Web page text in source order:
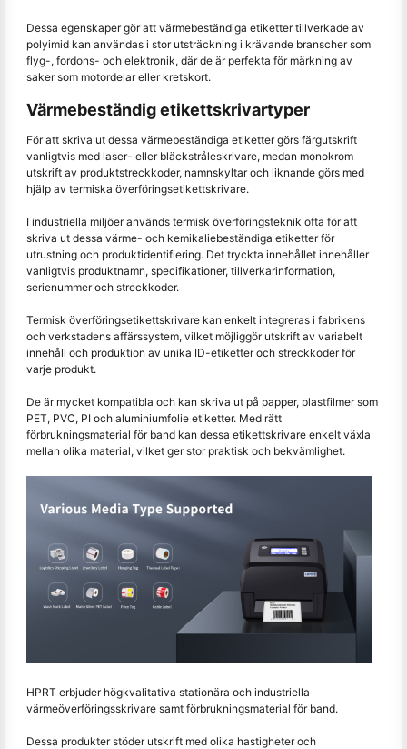
Dessa egenskaper gör att värmebeständiga etiketter tillverkade av
polyimid kan användas i stor utsträckning i krävande branscher som
flyg-, fordons- och elektronik, där de är perfekta för märkning av
saker som motordelar eller kretskort.
Värmebeständig etikettskrivartyper
För att skriva ut dessa värmebeständiga etiketter görs färgutskrift
vanligtvis med laser- eller bläckstråleskrivare, medan monokrom
utskrift av produktstreckkoder, namnskyltar och liknande görs med
hjälp av termiska överföringsetikettskrivare.
I industriella miljöer används termisk överföringsteknik ofta för att
skriva ut dessa värme- och kemikaliebeständiga etiketter för
utrustning och produktidentifiering. Det tryckta innehållet innehåller
vanligtvis produktnamn, specifikationer, tillverkarinformation,
serienummer och streckkoder.
Termisk överföringsetikettskrivare kan enkelt integreras i fabrikens
och verkstadens affärssystem, vilket möjliggör utskrift av variabelt
innehåll och produktion av unika ID-etiketter och streckkoder för
varje produkt.
De är mycket kompatibla och kan skriva ut på papper, plastfilmer som
PET, PVC, PI och aluminiumfolie etiketter. Med rätt
förbrukningsmaterial för band kan dessa etikettskrivare enkelt växla
mellan olika material, vilket ger stor praktisk och bekvämlighet.
HPRT erbjuder högkvalitativa stationära och industriella
värmeöverföringsskrivare samt förbrukningsmaterial för band.
Dessa produkter stöder utskrift med olika hastigheter och